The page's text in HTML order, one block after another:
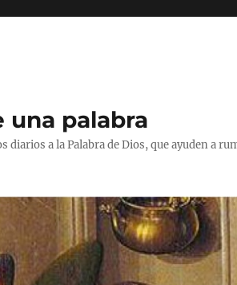
una palabra
diarios a la Palabra de Dios, que ayuden a